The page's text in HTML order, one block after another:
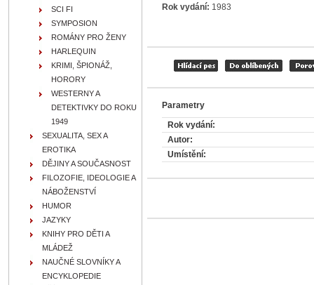
Rok vydání: 1983
Parametry
Rok vydání:
Autor:
Umístění:
SCI FI
SYMPOSION
ROMÁNY PRO ŽENY
HARLEQUIN
KRIMI, ŠPIONÁŽ,
HORORY
WESTERNY A
DETEKTIVKY DO ROKU
1949
SEXUALITA, SEX A
EROTIKA
DĚJINY A SOUČASNOST
FILOZOFIE, IDEOLOGIE A
NÁBOŽENSTVÍ
HUMOR
JAZYKY
KNIHY PRO DĚTI A
MLÁDEŽ
NAUČNÉ SLOVNÍKY A
ENCYKLOPEDIE